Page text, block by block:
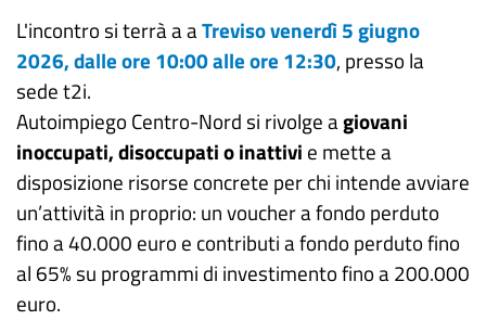
L'incontro si terrà a aTreviso venerdì 5 giugno
2026, dalle ore 10:00 alle ore 12:30, presso la
sede t2i.
Autoimpiego Centro-Nord si rivolge agiovani
inoccupati, disoccupati o inattivi e mette a
disposizione risorse concrete per chi intende avviare
un’attività in proprio: un voucher a fondo perduto
fino a 40.000 euro e contributi a fondo perduto fino
al 65% su programmi di investimento fino a 200.000
euro.